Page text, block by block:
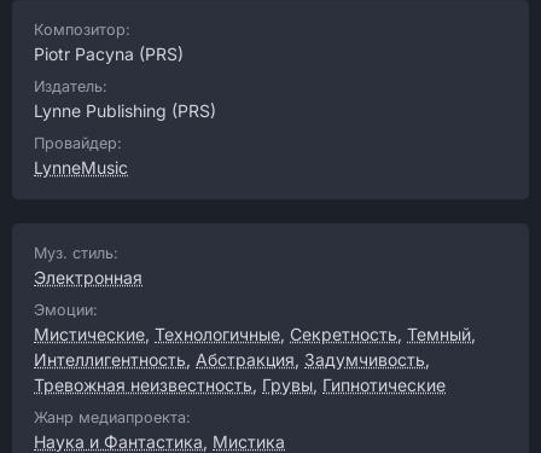
Композитор:
Piotr Pacyna (PRS)
Издатель:
Lynne Publishing (PRS)
Провайдер:
LynneMusic
Муз. стиль:
Электронная
Эмоции:
Мистические, Технологичные, Секретность, Темный,
Интеллигентность, Абстракция, Задумчивость,
Тревожная неизвестность, Грувы, Гипнотические
Жанр медиапроекта:
Наука и Фантастика, Мистика